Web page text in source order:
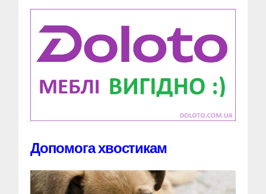
Допомога хвостикам